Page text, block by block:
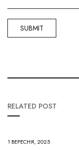
RELATED POST
1 ВЕРЕСНЯ, 2025